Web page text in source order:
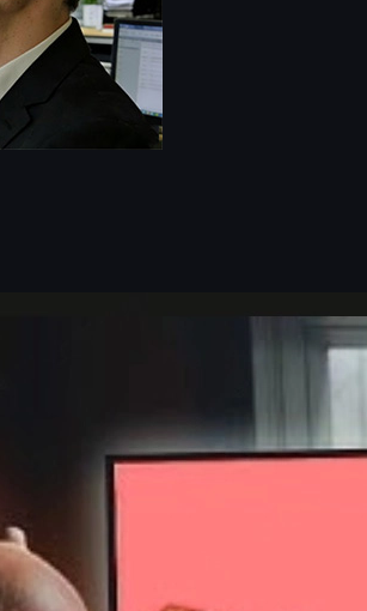
skins CS2 na UUSKINS
sobre agentes em CS2
um dos cosméticos mais desejados do
diferentes, deixando cada round mais